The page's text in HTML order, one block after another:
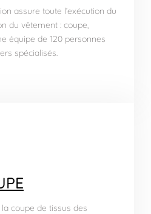
assure toute l’exécution du
du vêtement : coupe,
équipe de 120 personnes
spécialisés.
coupe de tissus des